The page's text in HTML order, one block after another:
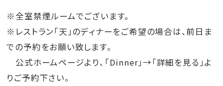
※全室禁煙ルームでございます。
※レストラン「天」のディナーをご希望の場合は、前日ま
での予約をお願い致します。
公式ホームページより、「Dinner」→「詳細を見る」よ
りご予約下さい。